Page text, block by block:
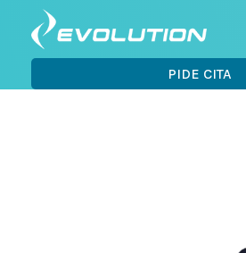
PIDE CITA